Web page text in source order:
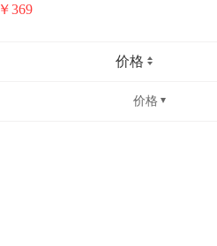
￥369
价格
价格